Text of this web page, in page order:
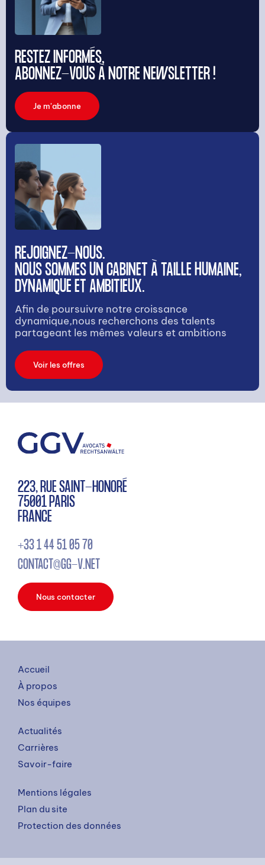
RESTEZ INFORMÉS,
ABONNEZ-VOUS À NOTRE NEWSLETTER !
Je m'abonne
REJOIGNEZ-NOUS.
NOUS SOMMES UN CABINET À TAILLE HUMAINE,
DYNAMIQUE ET AMBITIEUX.
Afin de poursuivre notre croissance
dynamique,nous recherchons des talents
partageant les mêmes valeurs et ambitions
Voir les offres
223, RUE SAINT-HONORÉ
75001 PARIS
FRANCE
+33 1 44 51 05 70
CONTACT@GG-V.NET
Nous contacter
Accueil
À propos
Nos équipes
Actualités
Carrières
Savoir-faire
Mentions légales
Plan du site
Protection des données